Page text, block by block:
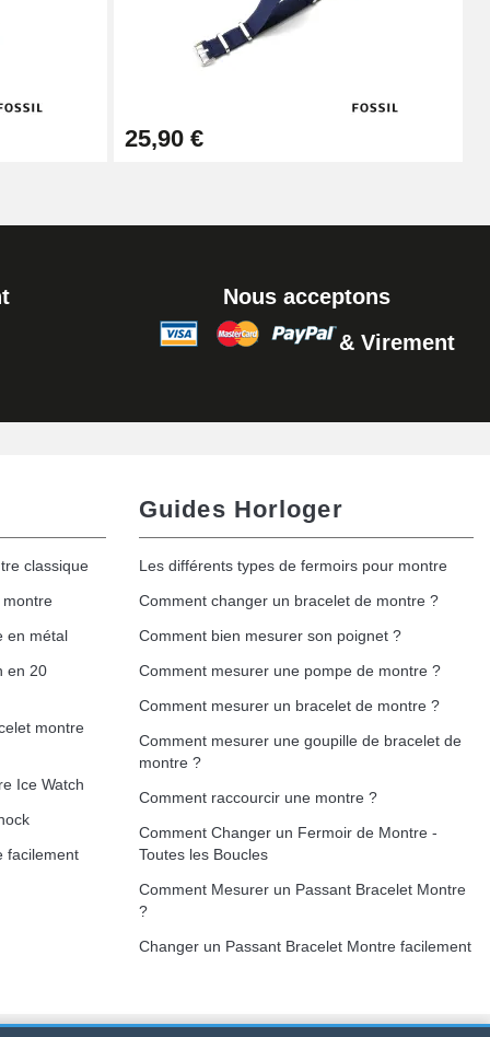
Ajouter au panier
Ajouter au panier
25,90 €
Nous acceptons
& Virement
classique
en métal
en 20
montre
Ice Watch
facilement
Guides Horloger
Les différents types de fermoirs pour montre
Comment changer un bracelet de montre ?
Comment bien mesurer son poignet ?
Comment mesurer une pompe de montre ?
Comment mesurer un bracelet de montre ?
Comment mesurer une goupille de bracelet de
montre ?
Comment raccourcir une montre ?
Comment Changer un Fermoir de Montre -
Toutes les Boucles
Comment Mesurer un Passant Bracelet Montre
?
Changer un Passant Bracelet Montre facilement